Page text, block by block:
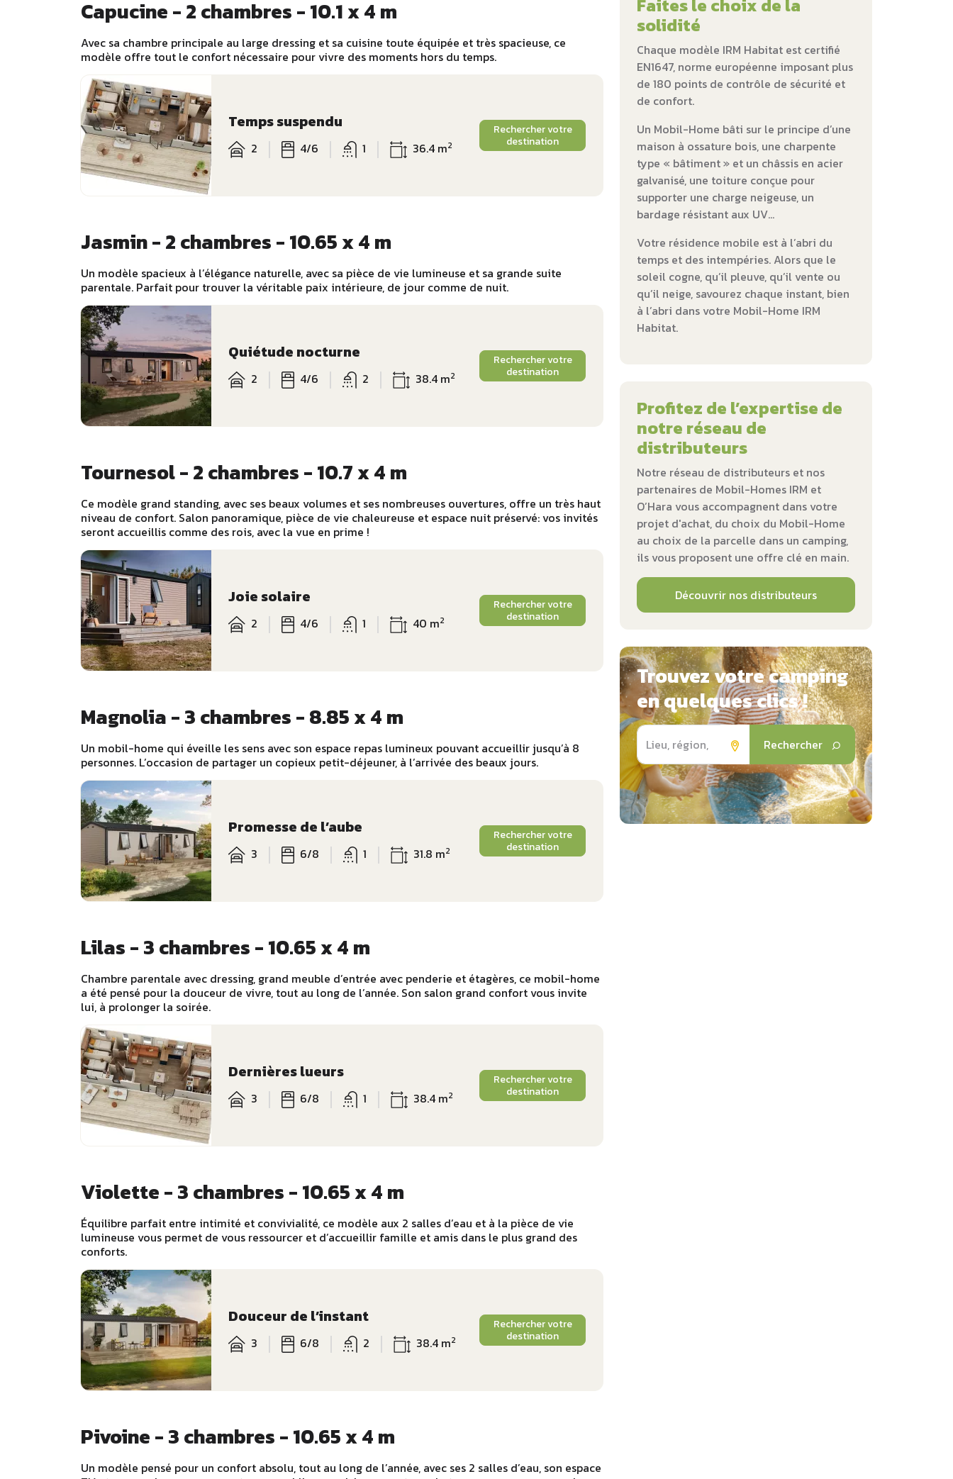
Capucine - 2 chambres - 10.1 x 4 m
Avec sa chambre principale au large dressing et sa cuisine toute équipée et très spacieuse, ce
modèle offre tout le confort nécessaire pour vivre des moments hors du temps.
Temps suspendu
2 4/6 1 36.4 m2
Rechercher votre
destination
Jasmin - 2 chambres - 10.65 x 4 m
Un modèle spacieux à l’élégance naturelle, avec sa pièce de vie lumineuse et sa grande suite
parentale. Parfait pour trouver la véritable paix intérieure, de jour comme de nuit.
Quiétude nocturne
2 4/6 2 38.4 m2
Rechercher votre
destination
Tournesol - 2 chambres - 10.7 x 4 m
Ce modèle grand standing, avec ses beaux volumes et ses nombreuses ouvertures, offre un très haut
niveau de confort. Salon panoramique, pièce de vie chaleureuse et espace nuit préservé: vos invités
seront accueillis comme des rois, avec la vue en prime !
Joie solaire
2 4/6 1 40 m2
Rechercher votre
destination
Magnolia - 3 chambres - 8.85 x 4 m
Un mobil-home qui éveille les sens avec son espace repas lumineux pouvant accueillir jusqu’à 8
personnes. L’occasion de partager un copieux petit-déjeuner, à l’arrivée des beaux jours.
Promesse de l’aube
3 6/8 1 31.8 m2
Rechercher votre
destination
Lilas - 3 chambres - 10.65 x 4 m
Chambre parentale avec dressing, grand meuble d’entrée avec penderie et étagères, ce mobil-home
a été pensé pour la douceur de vivre, tout au long de l’année. Son salon grand confort vous invite
lui, à prolonger la soirée.
Dernières lueurs
3 6/8 1 38.4 m2
Rechercher votre
destination
Violette - 3 chambres - 10.65 x 4 m
Équilibre parfait entre intimité et convivialité, ce modèle aux 2 salles d’eau et à la pièce de vie
lumineuse vous permet de vous ressourcer et d’accueillir famille et amis dans le plus grand des
conforts.
Douceur de l’instant
3 6/8 2 38.4 m2
Rechercher votre
destination
Pivoine - 3 chambres - 10.65 x 4 m
Un modèle pensé pour un confort absolu, tout au long de l’année, avec ses 2 salles d’eau, son espace
Faites le choix de la
solidité
Chaque modèle IRM Habitat est certifié
EN1647, norme européenne imposant plus
de 180 points de contrôle de sécurité et
de confort.
Un Mobil-Home bâti sur le principe d’une
maison à ossature bois, une charpente
type « bâtiment » et un châssis en acier
galvanisé, une toiture conçue pour
supporter une charge neigeuse, un
bardage résistant aux UV…
Votre résidence mobile est à l’abri du
temps et des intempéries. Alors que le
soleil cogne, qu’il pleuve, qu’il vente ou
qu’il neige, savourez chaque instant, bien
à l’abri dans votre Mobil-Home IRM
Habitat.
Profitez de l’expertise de
notre réseau de
distributeurs
Notre réseau de distributeurs et nos
partenaires de Mobil-Homes IRM et
O’Hara vous accompagnent dans votre
projet d'achat, du choix du Mobil-Home
au choix de la parcelle dans un camping,
ils vous proposent une offre clé en main.
Découvrir nos distributeurs
Trouvez votre camping
en quelques clics !
Rechercher